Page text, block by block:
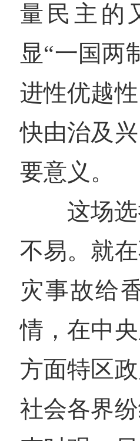
量民主的
显“一国两
进性优越
快由治及
要意义。
这场
不易。就
灾事故给
情，在中
方面特区
社会各界